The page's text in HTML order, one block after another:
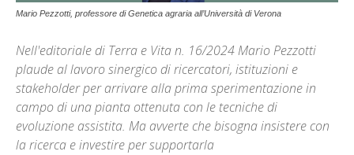
Mario Pezzotti, professore di Genetica agraria all’Università di Verona
Nell'editoriale di Terra e Vita n. 16/2024 Mario Pezzotti
plaude al lavoro sinergico di ricercatori, istituzioni e
stakeholder per arrivare alla prima sperimentazione in
campo di una pianta ottenuta con le tecniche di
evoluzione assistita. Ma avverte che bisogna insistere con
la ricerca e investire per supportarla